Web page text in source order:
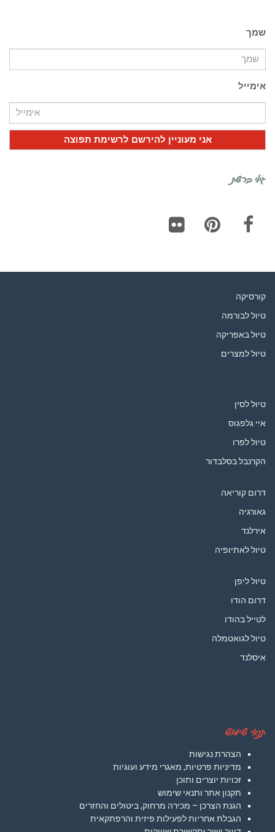
שמך
אימייל
גילי ברשת
קורסיקה
טיול לבורמה
טיול באפריקה
טיול למצרים
טיול לסין
איי גלפגוס
טיול לפרו
הקרנבל בסלבדור
דרום קוריאה
גאורגיה
אירלנד
טיול לאתיופיה
טיול ליפן
דרום הודו
לטייל בהודו
טיול לגואטמלה
איסלנד
תנאי שימוש
הצהרת נגישות
מדיניות פרטיות, מאגרי מידע ועוגיות
זכויות יוצרים ותוכן
תקנון אתר ותנאי שימוש
הגנת הצרכן – מכירה מרחוק, ביטולים והחזרים
הגבלת אחריות לפעילות פיזית והרפתקאית